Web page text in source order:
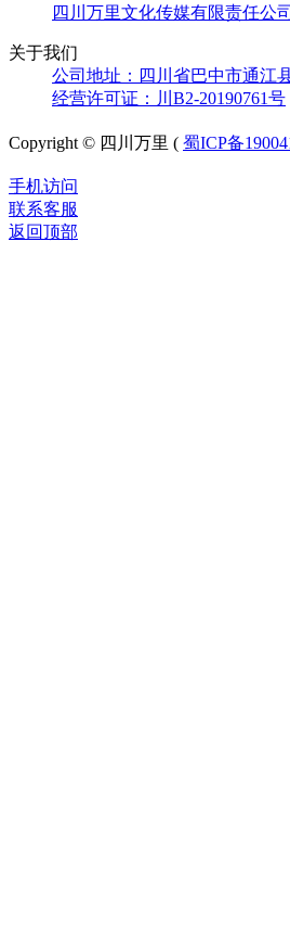
四川万里文化传媒有限责任公司
关于我们
公司地址：四川省巴中市通江
经营许可证：川B2-20190761号
Copyright © 四川万里 ( 蜀ICP备
手机访问
联系客服
返回顶部